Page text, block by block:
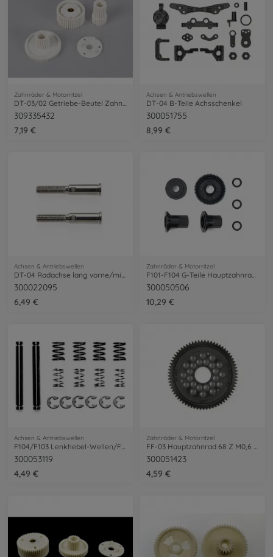
Zahnräder & Motorritzel
309335432
7,19 €
Achsen & Antriebswellen
DT-04 B-Teile Achsschenkel
300051755
8,99 €
Achsen & Antriebswellen
300022095
6,49 €
Zahnräder & Motorritzel
300050506
10,29 €
Achsen & Antriebswellen
F104/F103 Lenkhebel-Wellen/Federn-Set
300053119
4,49 €
Zahnräder & Motorritzel
FF-03 Hauptzahnrad 68 Z M0,6 (1)
300051423
4,59 €